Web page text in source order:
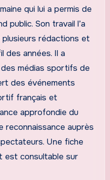
qui lui a permis de
public. Son travail l’a
rédactions et
des années. Il a
médias sportifs de
des événements
français et
approfondie du
reconnaissance auprès
Une fiche
est consultable sur